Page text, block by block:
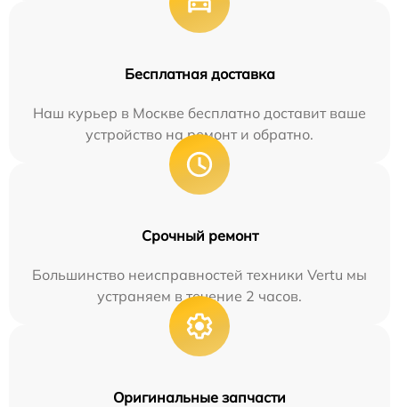
Бесплатная доставка
Наш курьер в Москве бесплатно доставит ваше
устройство на ремонт и обратно.
Срочный ремонт
Большинство неисправностей техники Vertu мы
устраняем в течение 2 часов.
Оригинальные запчасти